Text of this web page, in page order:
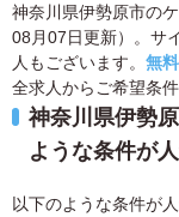
神奈川県伊勢原市の
08月07日更新）。サ
人もございます。 無
全求人からご希望条
神奈川県伊勢
ような条件が
以下のような条件が人